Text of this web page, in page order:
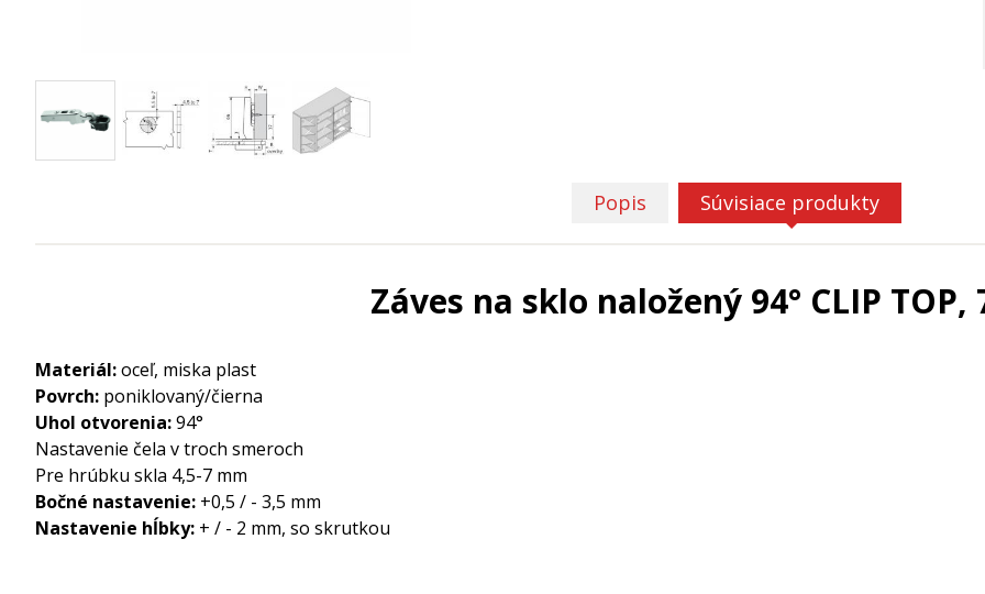
Popis Súvisiace produkty
Záves na sklo naložený 94° CLIP TOP,
Materiál:oceľ, miska plast
Povrch: poniklovaný/čierna
Uhol otvorenia:94°
Nastavenie čela v troch smeroch
Pre hrúbku skla 4,5-7 mm
Bočné nastavenie: +0,5 / - 3,5 mm
Nastavenie hĺbky: + / - 2 mm, so skrutkou